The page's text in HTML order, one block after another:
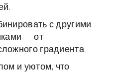
с другими
— от
градиента.
и уютом, что